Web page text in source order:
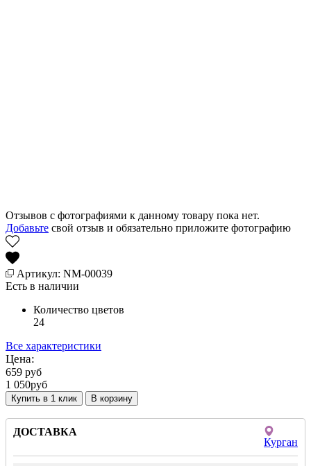
Отзывов с фотографиями к данному товару пока нет.
Добавьте свой отзыв и обязательно приложите фотографию
Артикул: NM-00039
Есть в наличии
Количество цветов
24
Все характеристики
Цена:
659 руб
1 050руб
Купить в 1 клик
ДОСТАВКА
Курган